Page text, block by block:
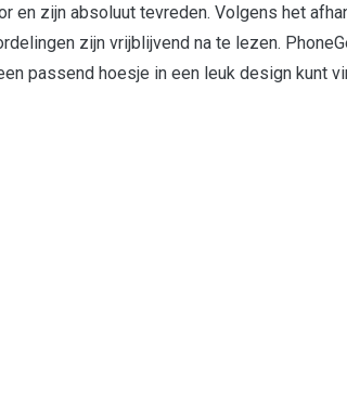
en zijn absoluut tevreden. Volgens het
zijn vrijblijvend na te lezen.
passend hoesje in een leuk design kunt